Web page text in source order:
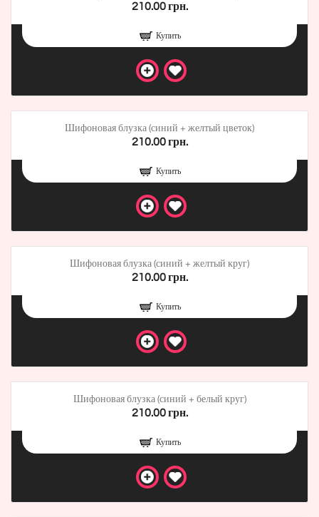
210.00 грн.
Купить
Шифоновая блузка (синий + желтый цветок)
210.00 грн.
Купить
Шифоновая блузка (синий + желтый круг)
210.00 грн.
Купить
Шифоновая блузка (синий + белый круг)
210.00 грн.
Купить